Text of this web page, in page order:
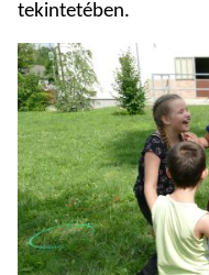
tekintetében.